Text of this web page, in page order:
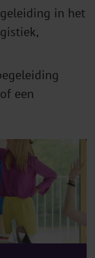
in het
of een